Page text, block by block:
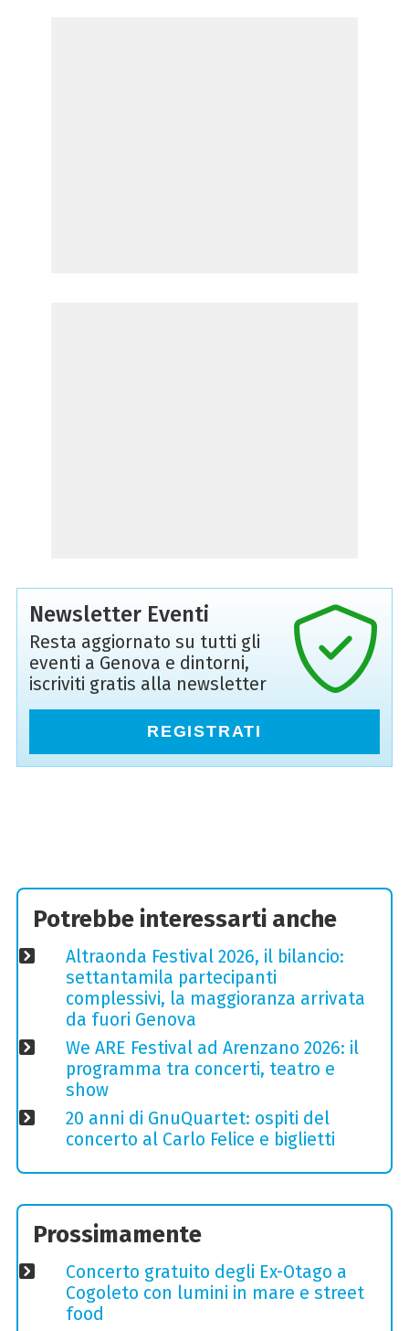
Newsletter Eventi
Resta aggiornato su tutti gli
eventi a Genova e dintorni,
iscriviti gratis alla newsletter
REGISTRATI
Potrebbe interessarti anche
Altraonda Festival 2026, il bilancio:
settantamila partecipanti
complessivi, la maggioranza arrivata
da fuori Genova
We ARE Festival ad Arenzano 2026: il
programma tra concerti, teatro e
show
20 anni di GnuQuartet: ospiti del
concerto al Carlo Felice e biglietti
Prossimamente
Concerto gratuito degli Ex-Otago a
Cogoleto con lumini in mare e street
food